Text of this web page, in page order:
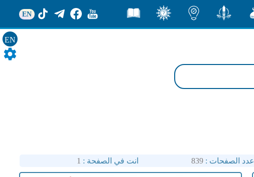
EN
EN
عدد الصفحات : 839 انت في الصفحة : 1